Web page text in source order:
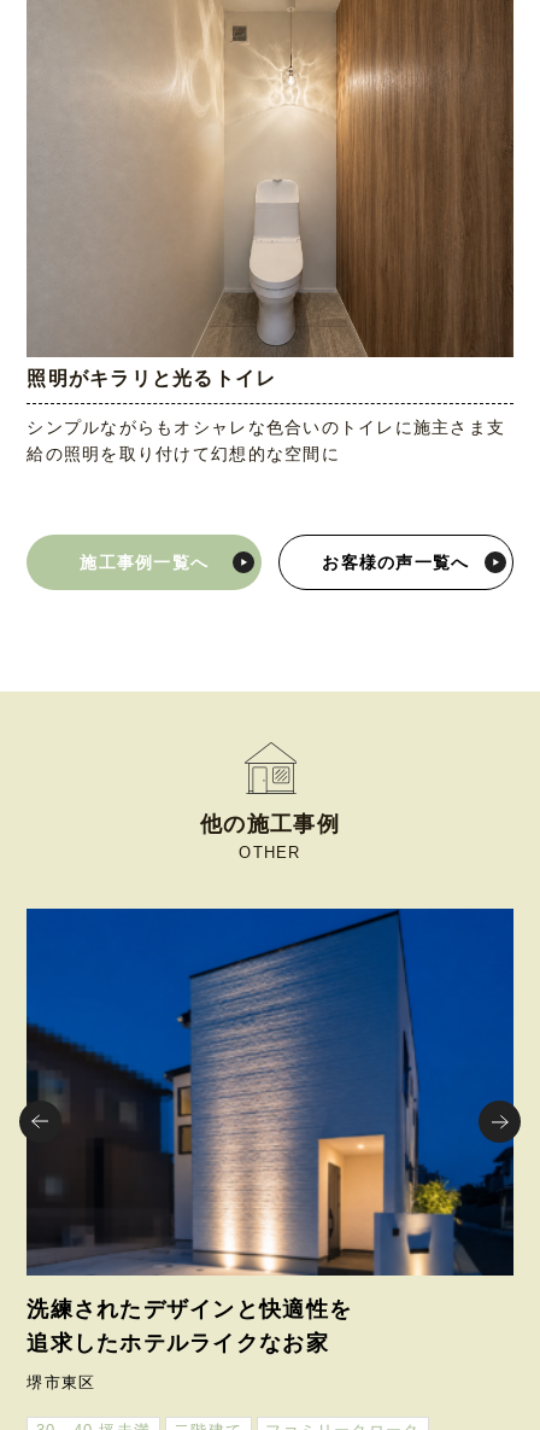
照明がキラリと光るトイレ
シンプルながらもオシャレな色合いのトイレに施主さま支
給の照明を取り付けて幻想的な空間に
施工事例一覧へ お客様の声一覧へ
他の施工事例
OTHER
洗練されたデザインと快適性を
追求したホテルライクなお家
堺市東区